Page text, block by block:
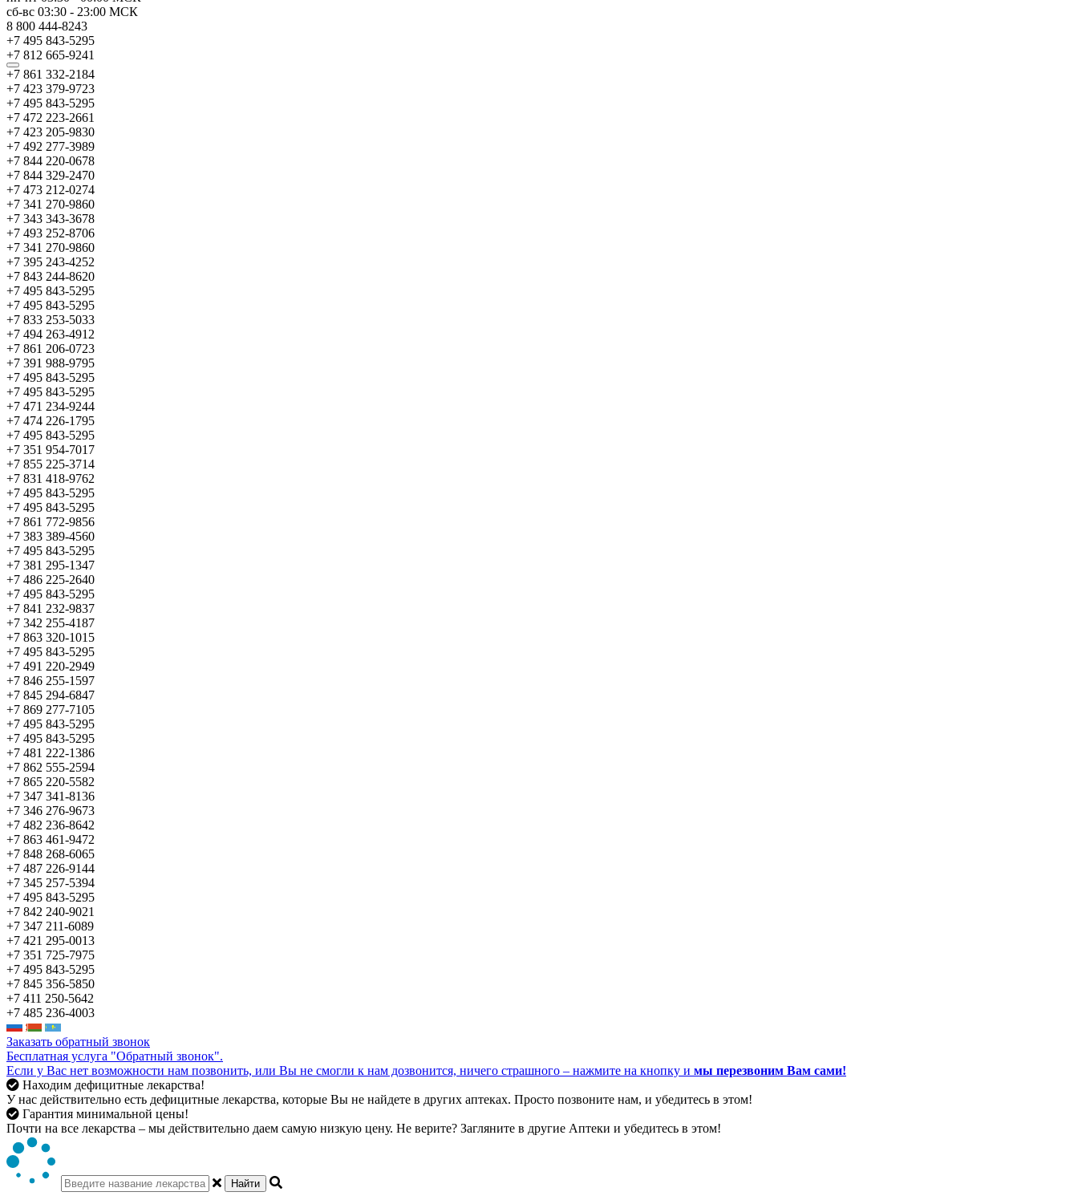
сб-вс 03:30 - 23:00 МСК
8 800 444-8243
+7 495 843-5295
+7 812 665-9241
+7 861 332-2184
+7 423 379-9723
+7 495 843-5295
+7 472 223-2661
+7 423 205-9830
+7 492 277-3989
+7 844 220-0678
+7 844 329-2470
+7 473 212-0274
+7 341 270-9860
+7 343 343-3678
+7 493 252-8706
+7 341 270-9860
+7 395 243-4252
+7 843 244-8620
+7 495 843-5295
+7 495 843-5295
+7 833 253-5033
+7 494 263-4912
+7 861 206-0723
+7 391 988-9795
+7 495 843-5295
+7 495 843-5295
+7 471 234-9244
+7 474 226-1795
+7 495 843-5295
+7 351 954-7017
+7 855 225-3714
+7 831 418-9762
+7 495 843-5295
+7 495 843-5295
+7 861 772-9856
+7 383 389-4560
+7 495 843-5295
+7 381 295-1347
+7 486 225-2640
+7 495 843-5295
+7 841 232-9837
+7 342 255-4187
+7 863 320-1015
+7 495 843-5295
+7 491 220-2949
+7 846 255-1597
+7 845 294-6847
+7 869 277-7105
+7 495 843-5295
+7 495 843-5295
+7 481 222-1386
+7 862 555-2594
+7 865 220-5582
+7 347 341-8136
+7 346 276-9673
+7 482 236-8642
+7 863 461-9472
+7 848 268-6065
+7 487 226-9144
+7 345 257-5394
+7 495 843-5295
+7 842 240-9021
+7 347 211-6089
+7 421 295-0013
+7 351 725-7975
+7 495 843-5295
+7 845 356-5850
+7 411 250-5642
+7 485 236-4003
Заказать обратный звонок
Бесплатная услуга "Обратный звонок".
Если у Вас нет возможности нам позвонить, или Вы не смогли к нам дозвонится, ничего страшного – нажмите на кнопку и мы перезвоним Вам сами!
Находим дефицитные лекарства!
У нас действительно есть дефицитные лекарства, которые Вы не найдете в других аптеках. Просто позвоните нам, и убедитесь в этом!
Гарантия минимальной цены!
Почти на все лекарства – мы действительно даем самую низкую цену. Не верите? Загляните в другие Аптеки и убедитесь в этом!
Найти